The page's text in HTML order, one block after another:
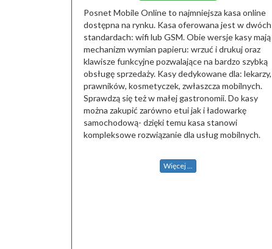
Posnet Mobile Online to najmniejsza kasa online
dostępna na rynku. Kasa oferowana jest w dwóch
standardach: wifi lub GSM. Obie wersje kasy mają
mechanizm wymian papieru: wrzuć i drukuj oraz
klawisze funkcyjne pozwalające na bardzo szybką
obsługę sprzedaży. Kasy dedykowane dla: lekarzy,
prawników, kosmetyczek, zwłaszcza mobilnych.
Sprawdzą się też w małej gastronomii. Do kasy
można zakupić zarówno etui jak i ładowarkę
samochodową- dzięki temu kasa stanowi
kompleksowe rozwiązanie dla usług mobilnych.
Więcej ...